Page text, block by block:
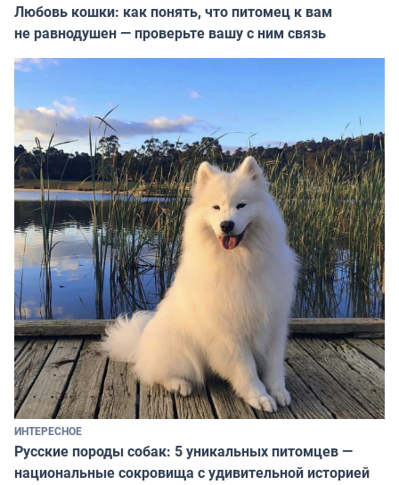
Любовь кошки: как понять, что питомец к вам
не равнодушен — проверьте вашу с ним связь
ИНТЕРЕСНОЕ
Русские породы собак: 5 уникальных питомцев —
национальные сокровища с удивительной историей